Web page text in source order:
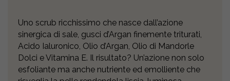
Uno scrub ricchissimo che nasce dall’azione
sinergica di sale, gusci d’Argan finemente triturati,
Acido Ialuronico, Olio d’Argan, Olio di Mandorle
Dolci e Vitamina E. Il risultato? Un’azione non solo
esfoliante ma anche nutriente ed emolliente che